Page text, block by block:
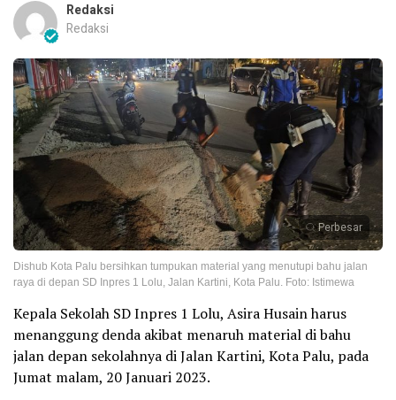
Redaksi
Redaksi
Perbesar
Dishub Kota Palu bersihkan tumpukan material yang menutupi bahu jalan
raya di depan SD Inpres 1 Lolu, Jalan Kartini, Kota Palu. Foto: Istimewa
Kepala Sekolah SD Inpres 1 Lolu, Asira Husain harus
menanggung denda akibat menaruh material di bahu
jalan depan sekolahnya di Jalan Kartini, Kota Palu, pada
Jumat malam, 20 Januari 2023.